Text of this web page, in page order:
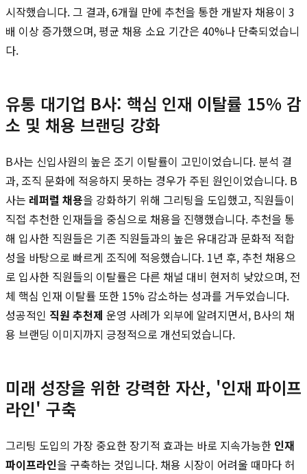
시작했습니다. 그 결과, 6개월 만에 추천을 통한 개발자 채용이 3
배 이상 증가했으며, 평균 채용 소요 기간은 40%나 단축되었습니
다.
유통 대기업 B사: 핵심 인재 이탈률 15% 감
소 및 채용 브랜딩 강화
B사는 신입사원의 높은 조기 이탈률이 고민이었습니다. 분석 결
과, 조직 문화에 적응하지 못하는 경우가 주된 원인이었습니다. B
사는 레퍼럴 채용을 강화하기 위해 그리팅을 도입했고, 직원들이
직접 추천한 인재들을 중심으로 채용을 진행했습니다. 추천을 통
해 입사한 직원들은 기존 직원들과의 높은 유대감과 문화적 적합
성을 바탕으로 빠르게 조직에 적응했습니다. 1년 후, 추천 채용으
로 입사한 직원들의 이탈률은 다른 채널 대비 현저히 낮았으며, 전
체 핵심 인재 이탈률 또한 15% 감소하는 성과를 거두었습니다.
성공적인 직원 추천제 운영 사례가 외부에 알려지면서, B사의 채
용 브랜딩 이미지까지 긍정적으로 개선되었습니다.
미래 성장을 위한 강력한 자산, '인재 파이프
라인' 구축
그리팅 도입의 가장 중요한 장기적 효과는 바로 지속가능한 인재
파이프라인을 구축하는 것입니다. 채용 시장이 어려울 때마다 허